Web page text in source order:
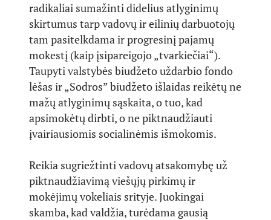
radikaliai sumažinti didelius atlyginimų
skirtumus tarp vadovų ir eilinių darbuotojų
tam pasitelkdama ir progresinį pajamų
mokestį (kaip įsipareigojo „tvarkiečiai“).
Taupyti valstybės biudžeto uždarbio fondo
lėšas ir „Sodros” biudžeto išlaidas reikėtų ne
mažų atlyginimų sąskaita, o tuo, kad
apsimokėtų dirbti, o ne piktnaudžiauti
įvairiausiomis socialinėmis išmokomis.
Reikia sugriežtinti vadovų atsakomybę už
piktnaudžiavimą viešųjų pirkimų ir
mokėjimų vokeliais srityje. Juokingai
skamba, kad valdžia, turėdama gausią